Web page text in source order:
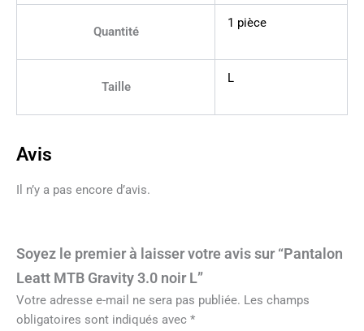
Quantité
1 pièce
Taille
L
Avis
Il n’y a pas encore d’avis.
Soyez le premier à laisser votre avis sur “Pantalon
Leatt MTB Gravity 3.0 noir L”
Votre adresse e-mail ne sera pas publiée. Les champs
obligatoires sont indiqués avec *